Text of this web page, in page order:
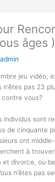
âges
admin
jeu vidéo,
n’êtes pas 23
vous?
individus sont
de cinquante
ont
à
divorce, ou
n’êtes pas